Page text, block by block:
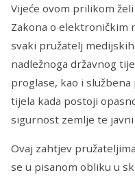
Vijeće ovom prilikom
Zakona o elektroničkim
svaki pružatelj
nadležnoga državnog
proglase, kao i
tijela kada postoji
sigurnost zemlje te
Ovaj zahtjev
se u pisanom obliku u